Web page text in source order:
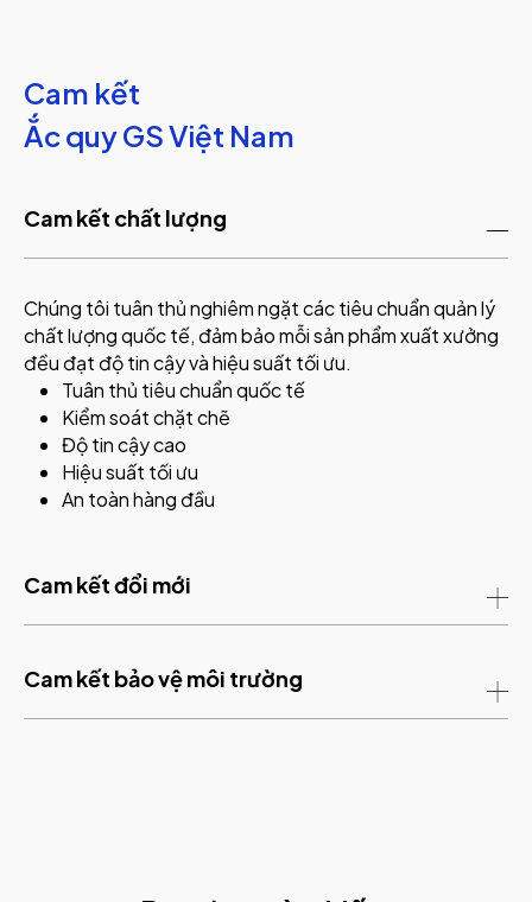
Cam kết
Ắc quy GS Việt Nam
Cam kết chất lượng
Chúng tôi tuân thủ nghiêm ngặt các tiêu chuẩn quản lý
chất lượng quốc tế, đảm bảo mỗi sản phẩm xuất xưởng
đều đạt độ tin cậy và hiệu suất tối ưu.
Tuân thủ tiêu chuẩn quốc tế
Kiểm soát chặt chẽ
Độ tin cậy cao
Hiệu suất tối ưu
An toàn hàng đầu
Cam kết đổi mới
Cam kết bảo vệ môi trường